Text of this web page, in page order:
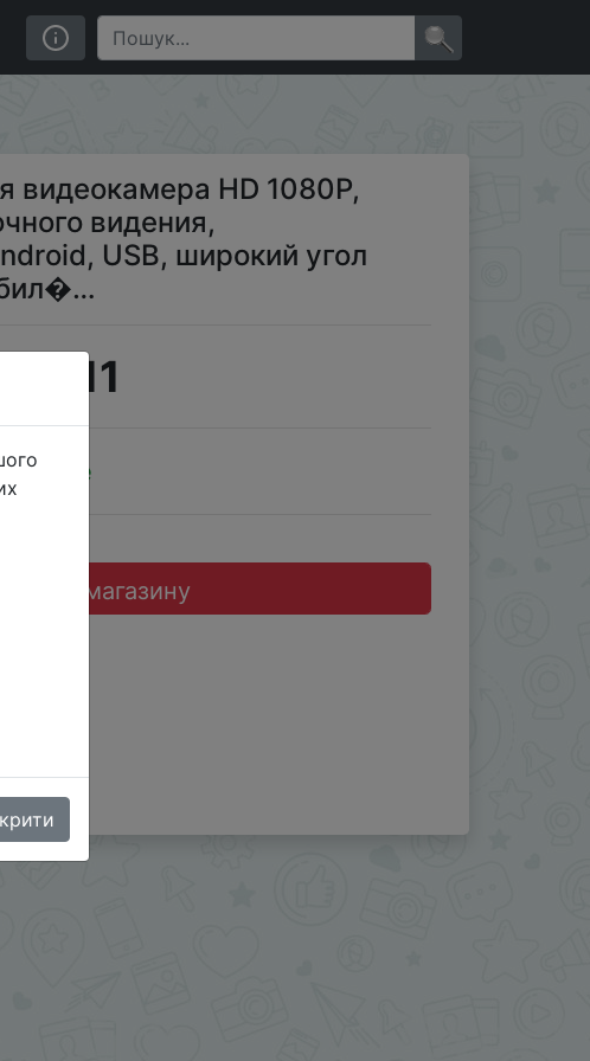
Android, USB, широкий угол обзора 170 °,
видеокамера HD 1080P,
видения,
USB, широкий угол
$9.11
Sale
до магазину